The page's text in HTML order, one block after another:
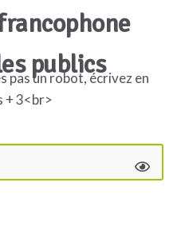
publics
pas un robot, écrivez en
+ 3<br>